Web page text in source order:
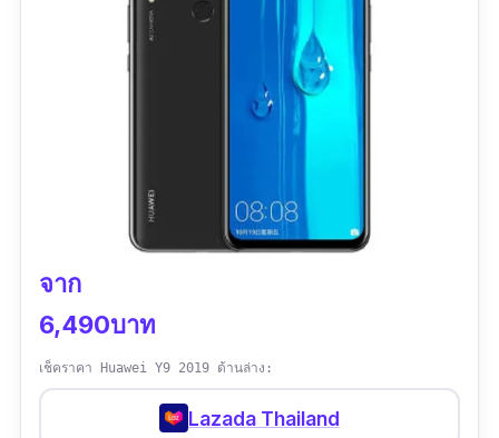
ราคาสูงเล็กน้อย แต่คุ้มค่า
จาก
6,490บาท
เช็คราคา Huawei Y9 2019 ด้านล่าง:
Lazada Thailand